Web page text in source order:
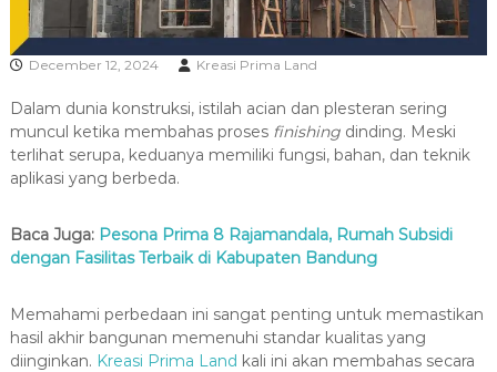
R
A
December 12, 2024 Kreasi Prima Land
Dalam dunia konstruksi, istilah acian dan plesteran sering
muncul ketika membahas proses finishingdinding. Meski
terlihat serupa, keduanya memiliki fungsi, bahan, dan teknik
aplikasi yang berbeda.
Baca Juga: Pesona Prima 8 Rajamandala, Rumah Subsidi
dengan Fasilitas Terbaik di Kabupaten Bandung
Memahami perbedaan ini sangat penting untuk memastikan
hasil akhir bangunan memenuhi standar kualitas yang
diinginkan. Kreasi Prima Land kali ini akan membahas secara